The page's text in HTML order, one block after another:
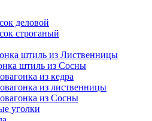
деловой
строганый
штиль из Лиственницы
штиль из Сосны
из кедра
из лиственницы
из Сосны
уголки